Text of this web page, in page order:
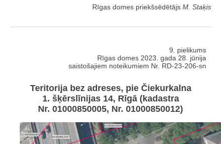
Rīgas domes priekšsēdētājs M. Staķis
9. pielikums
Rīgas domes 2023. gada 28. jūnija
saistošajiem noteikumiem Nr. RD-23-206-sn
Teritorija bez adreses, pie Čiekurkalna
1. šķērslīnijas 14, Rīgā (kadastra
Nr. 01000850005, Nr. 01000850012)